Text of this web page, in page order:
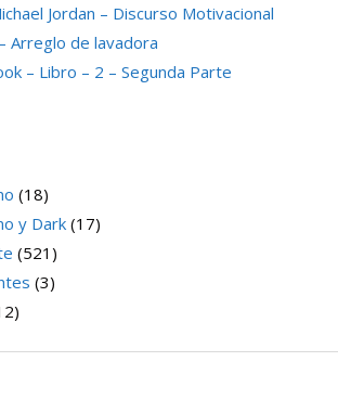
Jordan – Discurso Motivacional
Arreglo de lavadora
– Libro – 2 – Segunda Parte
(18)
y Dark (17)
(521)
(3)